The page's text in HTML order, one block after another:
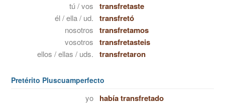
tú / vos transfretaste
él / ella / ud. transfretó
nosotros transfretamos
vosotros transfretasteis
ellos / ellas / uds. transfretaron
Pretérito Pluscuamperfecto
yo había transfretado